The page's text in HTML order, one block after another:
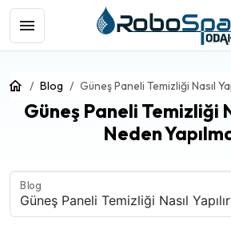
Blog Güneş Paneli Temizliği Nasıl
Güneş Paneli Temizliği
Neden
Blog